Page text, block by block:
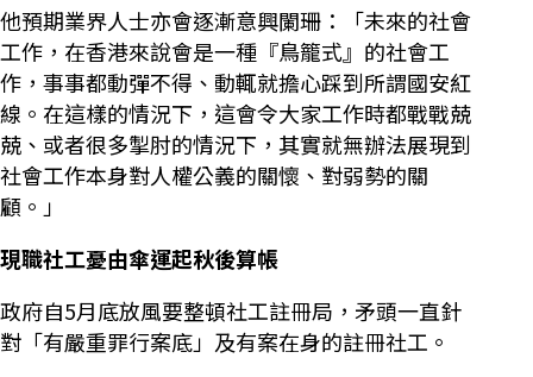
他預期業界人士亦會逐漸意興闌珊：「未來的社會
工作，在香港來說會是一種『鳥籠式』的社會工
作，事事都動彈不得、動輒就擔心踩到所謂國安紅
線。在這樣的情況下，這會令大家工作時都戰戰兢
兢、或者很多掣肘的情況下，其實就無辦法展現到
社會工作本身對人權公義的關懷、對弱勢的關
顧。」
現職社工憂由傘運起秋後算帳
政府自5月底放風要整頓社工註冊局，矛頭一直針
對「有嚴重罪行案底」及有案在身的註冊社工。